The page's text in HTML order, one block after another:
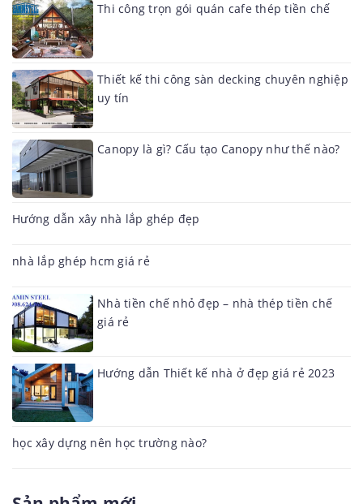
Thi công trọn gói quán cafe thép tiền chế
Thiết kế thi công sàn decking chuyên nghiệp
uy tín
Canopy là gì? Cấu tạo Canopy như thế nào?
Hướng dẫn xây nhà lắp ghép đẹp
nhà lắp ghép hcm giá rẻ
Nhà tiền chế nhỏ đẹp – nhà thép tiền chế
giá rẻ
Hướng dẫn Thiết kế nhà ở đẹp giá rẻ 2023
học xây dựng nên học trường nào?